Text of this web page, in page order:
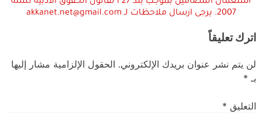
2007. يرجى ارسال ملاحظات لـ akkanet.net@gmail.com
اترك تعليقاً
لن يتم نشر عنوان بريدك الإلكتروني. الحقول الإلزامية مشار إليها
بـ *
التعليق *